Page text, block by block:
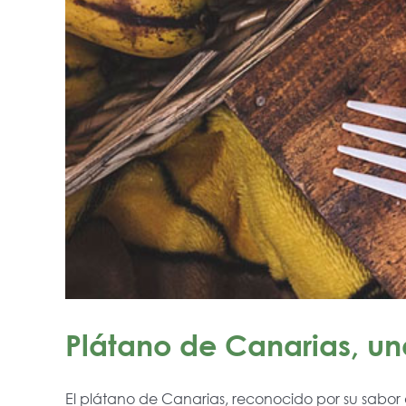
Plátano de Canarias,
El plátano de Canarias, reconocido por su